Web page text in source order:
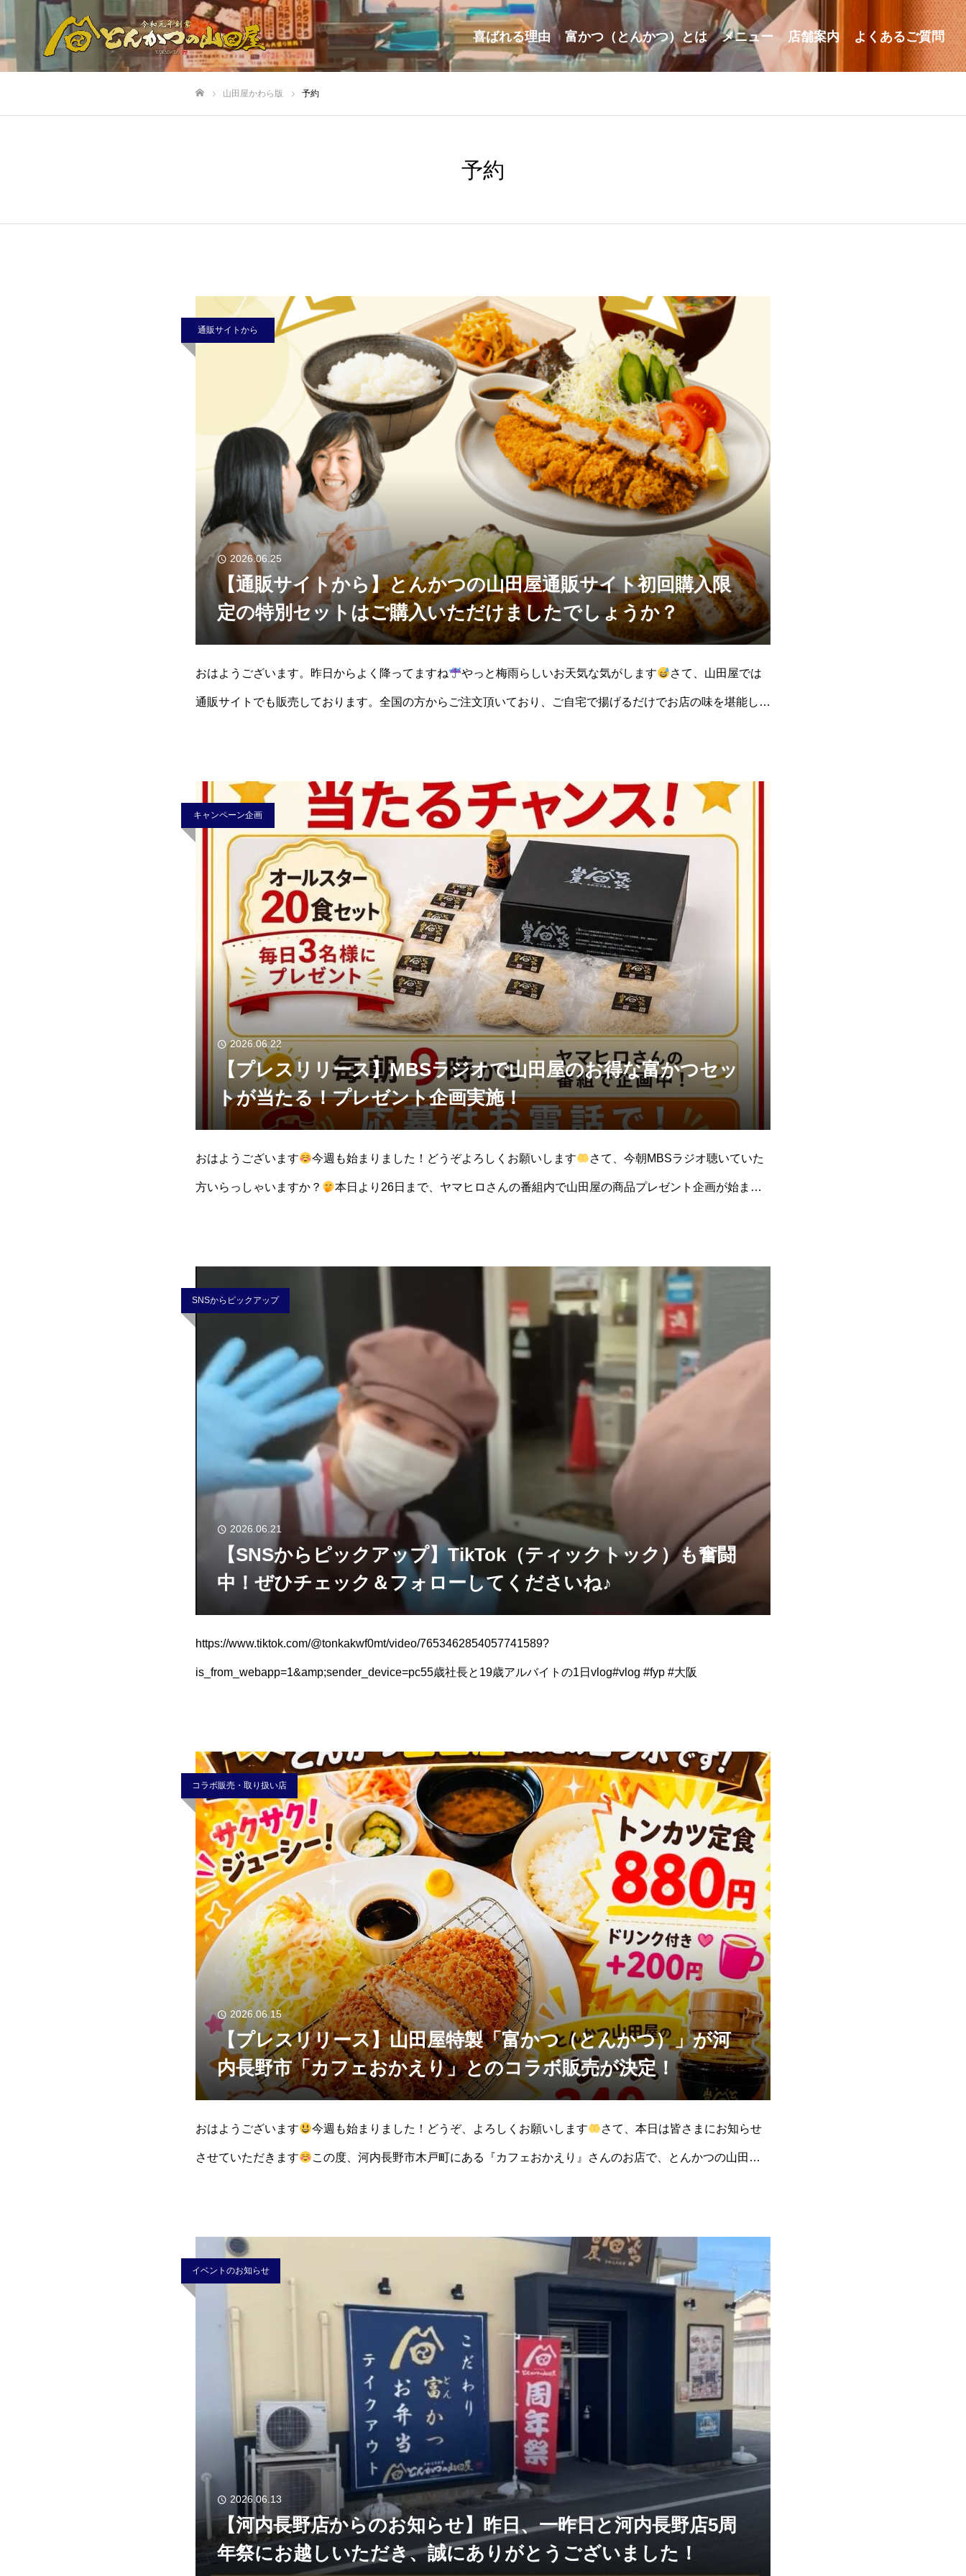
喜ばれる理由 富かつ（とんかつ）とは メニュー 店舗案内 よくあるご質問
山田屋かわら版 予約
予約
通販サイトから
2026.06.25
【通販サイトから】とんかつの山田屋通販サイト初回購入限
定の特別セットはご購入いただけましたでしょうか？
おはようございます。昨日からよく降ってますね やっと梅雨らしいお天気な気がします さて、山田屋では
通販サイトでも販売しております。全国の方からご注文頂いており、ご自宅で揚げるだけでお店の味を堪能して
キャンペーン企画
2026.06.22
【プレスリリース】MBSラジオで山田屋のお得な富かつセッ
トが当たる！プレゼント企画実施！
おはようございます 今週も始まりました！どうぞよろしくお願いします さて、今朝MBSラジオ聴いていた
方いらっしゃいますか？ 本日より26日まで、ヤマヒロさんの番組内で山田屋の商品プレゼント企画が始まり
SNSからピックアップ
2026.06.21
【SNSからピックアップ】TikTok（ティックトック）も奮闘
中！ぜひチェック＆フォローしてくださいね♪
https://www.tiktok.com/@tonkakwf0mt/video/7653462854057741589?
is_from_webapp=1&amp;sender_device=pc55歳社長と19歳アルバイトの1日vlog#vlog #fyp #大阪
コラボ販売・取り扱い店
2026.06.15
【プレスリリース】山田屋特製「富かつ（とんかつ）」が河
内長野市「カフェおかえり」とのコラボ販売が決定！
おはようございます 今週も始まりました！どうぞ、よろしくお願いします さて、本日は皆さまにお知らせ
させていただきます この度、河内長野市木戸町にある『カフェおかえり』さんのお店で、とんかつの山田屋
イベントのお知らせ
2026.06.13
【河内長野店からのお知らせ】昨日、一昨日と河内長野店5周
年祭にお越しいただき、誠にありがとうございました！